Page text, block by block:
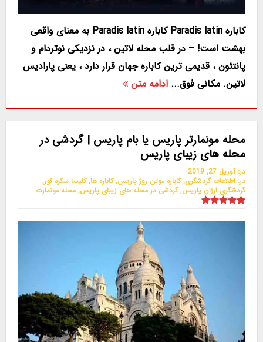
کاباره Paradis latin کاباره Paradis latin به معنای واقعی
بهشت است! – در قلب محله لاتین ، در نزدیکی نوتردام و
پانتئون ، قدیمی ترین کاباره جهان قرار دارد ، یعنی پارادیس
لاتین. مکانی فوق... ادامه متن
محله مونمارتر پاریس یا بام پاریس | گردشی در
محله های زیبای پاریس
در:آوریل 27, 2019
در: اطلاعات گردشگری,کاباره مولن روژ پاریس,کاباره ها,کلیسا سکره کور,
گردشگری ارزان پاریس,گردشی در محله های زیبای پاریس, محله مونمارت